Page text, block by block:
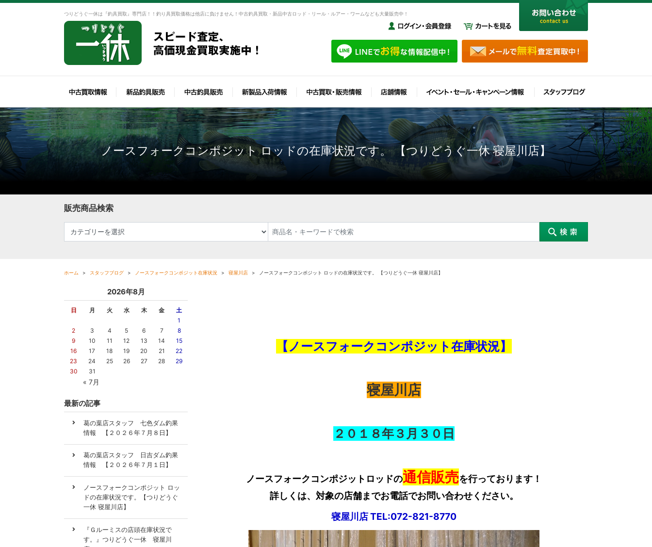
つりどうぐ一休は『釣具買取』専門店！！釣り具買取価格は他店に負けません！中古釣具買取・新品中古ロッド・リール・ルアー・ワームなども大量販売中！
ノースフォークコンポジット ロッドの在庫状況です。 【つりどうぐ一休 寝屋川店】
販売商品検索
ホーム スタッフブログ ノースフォークコンポジット在庫状況 寝屋川店 ノースフォークコンポジット ロッドの在庫状況です。 【つりどうぐ一休 寝屋川店】
【ノースフォークコンポジット在庫状況】
寝屋川店
２０１８年３ 月 ３０ 日
ノースフォークコンポジットロッドの通信販売を行っております！
詳しくは、対象の店舗までお電話でお問い合わせください。
寝屋川店 TEL:072-821-8770
2026年8月
日 月 火 水 木 金 土
« 7月
1
2
3 4 5 6 7
8
9
10 11 12 13 14
15
16
17 18 19 20 21
22
23
24 25 26 27 28
29
30
31
最新の記事
葛の葉店スタッフ 七色ダム釣果
情報 【２０２６年７月８日】
葛の葉店スタッフ 日吉ダム釣果
情報 【２０２６年７月１日】
ノースフォークコンポジット ロッ
ドの在庫状況です。【つりどうぐ
一休 寝屋川店】
『Ｇルーミスの店頭在庫状況で
す。』つりどうぐ一休 寝屋川